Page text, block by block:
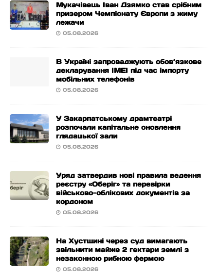
Мукачівець Іван Дзямко став срібним
призером Чемпіонату Європи з жиму
лежачи
05.08.2026
В Україні запроваджують обов’язкове
декларування IMEI під час імпорту
мобільних телефонів
05.08.2026
У Закарпатському драмтеатрі
розпочали капітальне оновлення
глядацької зали
05.08.2026
Уряд затвердив нові правила ведення
реєстру «Оберіг» та перевірки
військово-облікових документів за
кордоном
05.08.2026
На Хустщині через суд вимагають
звільнити майже 2 гектари землі з
незаконною рибною фермою
05.08.2026